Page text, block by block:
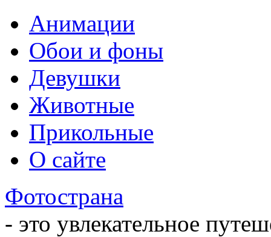
Анимации
Обои и фоны
Девушки
Животные
Прикольные
О сайте
Фотострана
- это увлекательное